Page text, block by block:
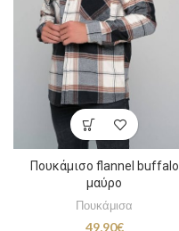
Πουκάμισο flannel buffalo
μαύρο
Πουκάμισα
49,90€